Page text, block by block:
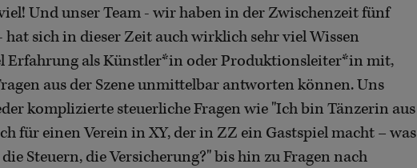
Und unser Team - wir haben in der Zwischenzeit fünf
sich in dieser Zeit auch wirklich sehr viel Wissen
Erfahrung als Künstler*in oder Produktionsleiter*in mit,
aus der Szene unmittelbar antworten können. Uns
komplizierte steuerliche Fragen wie "Ich bin Tänzerin aus
für einen Verein in XY, der in ZZ ein Gastspiel macht – was
Steuern, die Versicherung?" bis hin zu Fragen nach